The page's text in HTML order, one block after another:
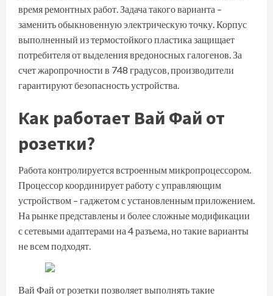
время ремонтных работ. Задача такого варианта –
заменить обыкновенную электрическую точку. Корпус
выполненный из термостойкого пластика защищает
потребителя от выделения вредоносных галогенов. За
счет жаропрочности в 748 градусов, производители
гарантируют безопасность устройства.
Как работает Вай Фай от
розетки?
Работа контролируется встроенным микропроцессором.
Процессор координирует работу с управляющим
устройством – гаджетом с установленным приложением.
На рынке представлены и более сложные модификации
с сетевыми адаптерами на 4 разъема, но такие варианты
не всем подходят.
Вай Фай от розетки позволяет выполнять такие